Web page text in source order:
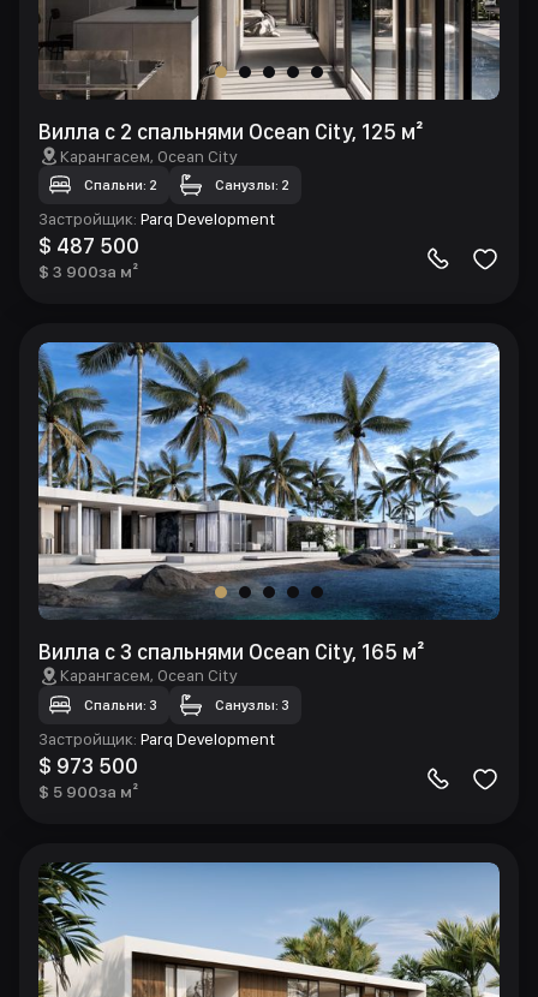
Вилла с 2 спальнями Ocean City, 125 м²
Карангасем, Ocean City
Спальни: 2 Санузлы: 2
Застройщик: Parq Development
$ 487 500
$ 3 900за м²
Вилла с 3 спальнями Ocean City, 165 м²
Карангасем, Ocean City
Спальни: 3 Санузлы: 3
Застройщик: Parq Development
$ 973 500
$ 5 900за м²